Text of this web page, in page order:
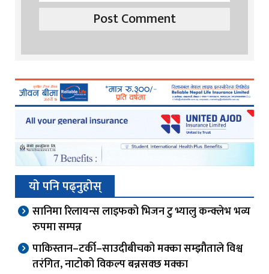
यो पनि पढ्नुहोस्
सानिमा रिलायन्स लाइफको भिजन टु भ्यालु कन्क्लेभ भव्य
रुपमा सम्पन्न
पाकिस्तान–टर्की–साउदीबीचको मक्का सम्झौताले विश्व
तरंगित, नाटोको विकल्प बन्नसक्छ मक्का